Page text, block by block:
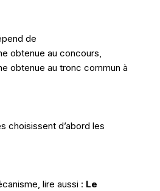
de
obtenue au concours,
obtenue au tronc commun à
choisissent d’abord les
lire aussi : Le